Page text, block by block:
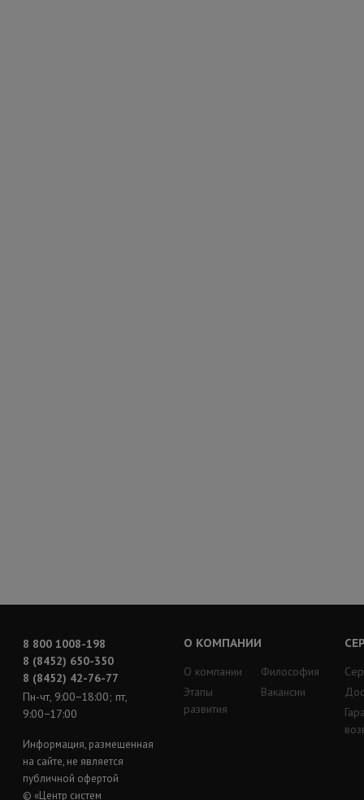
8 800 1008-198
8 (8452) 650-350
8 (8452) 42-76-77
Пн-чт, 9:00−18:00; пт,
9:00−17:00
Информация, размещенная
на сайте, не является
публичной офертой
© «Центр систем
О КОМПАНИИ
О компании
Этапы
развития
Философия
Вакансии